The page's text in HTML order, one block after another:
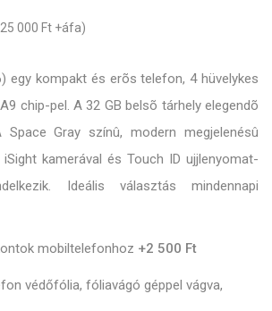
000 Ft +áfa)
egy kompakt és erõs telefon, 4 hüvelykes
chip-pel. A 32 GB belsõ tárhely elegendõ
Gray színû, modern megjelenésû
kamerával és Touch ID ujjlenyomat-
Ideális választás mindennapi
mobiltelefonhoz +2 500 Ft
védőfólia, fóliavágó géppel vágva,